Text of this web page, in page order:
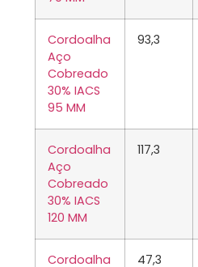
Cordoalha
Aço
Cobreado
30% IACS
95 MM
93,3
Cordoalha
Aço
Cobreado
30% IACS
120 MM
117,3
Cordoalha 47,3